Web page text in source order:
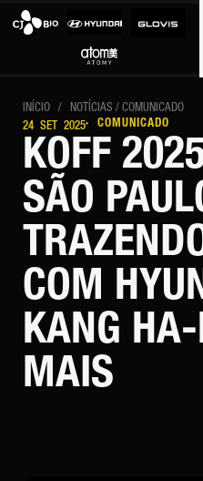
INÍCIO / NOTÍCIAS / COMUNICADO
24 SET 2025· COMUNICADO
KOFF
SÃO
COM
KANG
MAIS